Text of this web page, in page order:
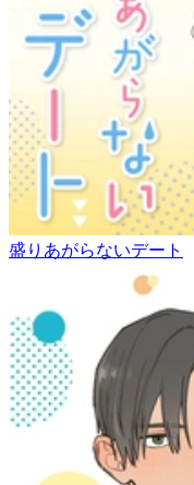
盛りあがらないデート